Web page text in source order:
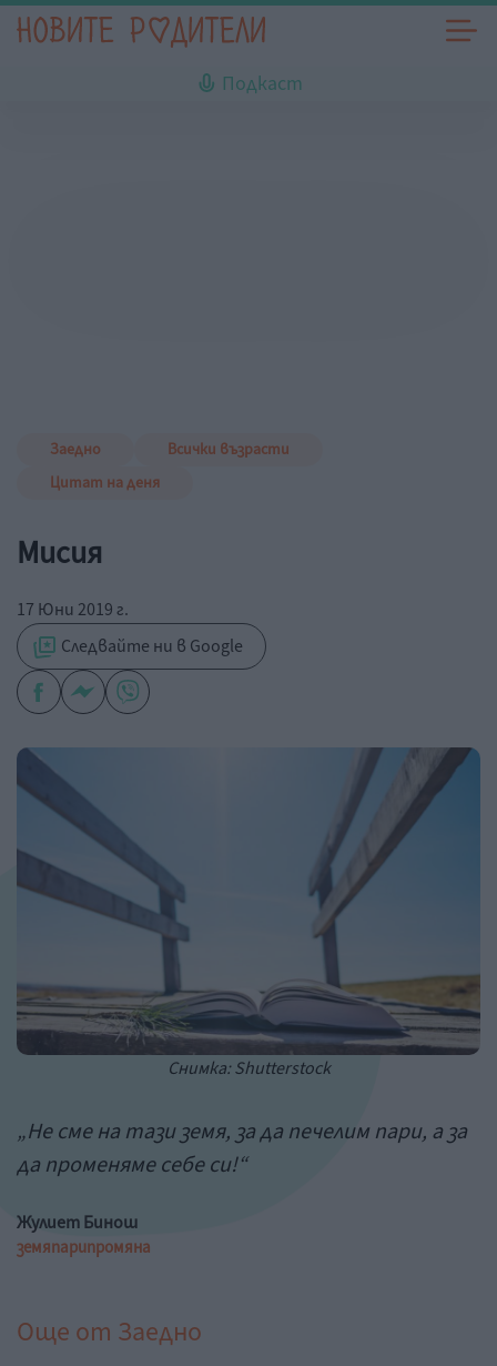
Подкаст
Заедно
Всички възрасти
Цитат на деня
Мисия
17 Юни 2019 г.
Следвайте ни в Google
Снимка: Shutterstock
„Не сме на тази земя, за да печелим пари, а за
да променяме себе си!“
Жулиет Бинош
земяпарипромяна
Още от Заедно